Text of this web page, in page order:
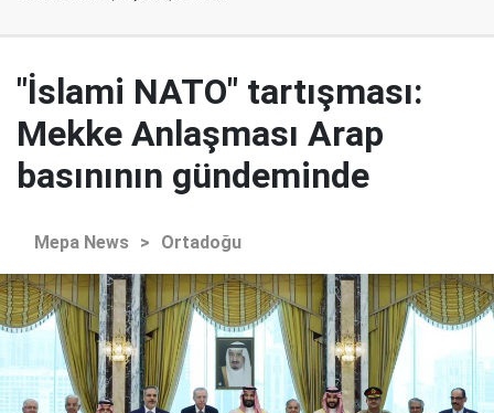
"İslami NATO" tartışması:
Mekke Anlaşması Arap
basınının gündeminde
Mepa News > Ortadoğu